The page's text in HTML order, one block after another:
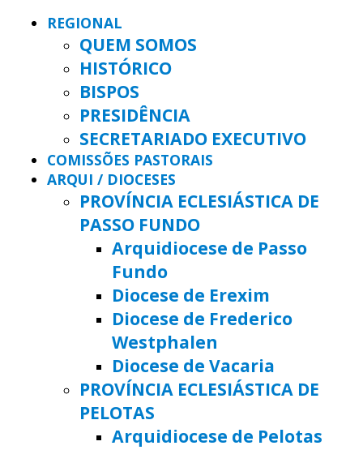
REGIONAL
QUEM SOMOS
HISTÓRICO
BISPOS
PRESIDÊNCIA
SECRETARIADO EXECUTIVO
COMISSÕES PASTORAIS
ARQUI / DIOCESES
PROVÍNCIA ECLESIÁSTICA DE
PASSO FUNDO
Arquidiocese de Passo
Fundo
Diocese de Erexim
Diocese de Frederico
Westphalen
Diocese de Vacaria
PROVÍNCIA ECLESIÁSTICA DE
PELOTAS
Arquidiocese de Pelotas